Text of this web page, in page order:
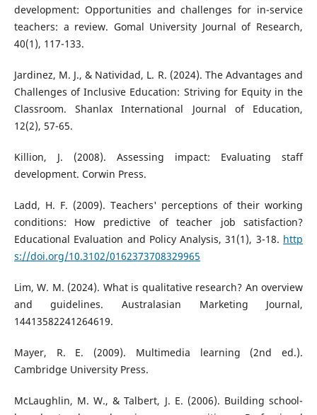
development: Opportunities and challenges for in-service
teachers: a review. Gomal University Journal of Research,
40(1), 117-133.
Jardinez, M. J., & Natividad, L. R. (2024). The Advantages and
Challenges of Inclusive Education: Striving for Equity in the
Classroom. Shanlax International Journal of Education,
12(2), 57-65.
Killion, J. (2008). Assessing impact: Evaluating staff
development. Corwin Press.
Ladd, H. F. (2009). Teachers' perceptions of their working
conditions: How predictive of teacher job satisfaction?
Educational Evaluation and Policy Analysis, 31(1), 3-18. http
s://doi.org/10.3102/0162373708329965
Lim, W. M. (2024). What is qualitative research? An overview
and guidelines. Australasian Marketing Journal,
14413582241264619.
Mayer, R. E. (2009). Multimedia learning (2nd ed.).
Cambridge University Press.
McLaughlin, M. W., & Talbert, J. E. (2006). Building school-